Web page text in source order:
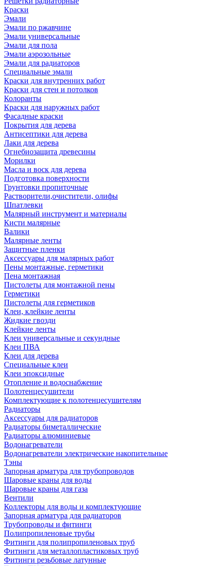
Краски
Эмали
Эмали по ржавчине
Эмали универсальные
Эмали для пола
Эмали аэрозольные
Эмали для радиаторов
Специальные эмали
Краски для внутренних работ
Краски для стен и потолков
Колоранты
Краски для наружных работ
Фасадные краски
Покрытия для дерева
Антисептики для дерева
Лаки для дерева
Огнебиозащита древесины
Морилки
Масла и воск для дерева
Подготовка поверхности
Грунтовки пропиточные
Растворители,очистители, олифы
Шпатлевки
Малярный инструмент и материалы
Кисти малярные
Валики
Малярные ленты
Защитные пленки
Аксессуары для малярных работ
Пены монтажные, герметики
Пена монтажная
Пистолеты для монтажной пены
Герметики
Пистолеты для герметиков
Клеи, клейкие ленты
Жидкие гвозди
Клейкие ленты
Клеи универсальные и секундные
Клеи ПВА
Клеи для дерева
Специальные клеи
Клеи эпоксидные
Отопление и водоснабжение
Полотенцесушители
Комплектующие к полотенцесушителям
Радиаторы
Аксессуары для радиаторов
Радиаторы биметаллические
Радиаторы алюминиевые
Водонагреватели
Водонагреватели электрические накопительные
Тэны
Запорная арматура для трубопроводов
Шаровые краны для воды
Шаровые краны для газа
Вентили
Коллекторы для воды и комплектующие
Запорная арматура для радиаторов
Трубопроводы и фитинги
Полипропиленовые трубы
Фитинги для полипропиленовых труб
Фитинги для металлопластиковых труб
Фитинги резьбовые латунные